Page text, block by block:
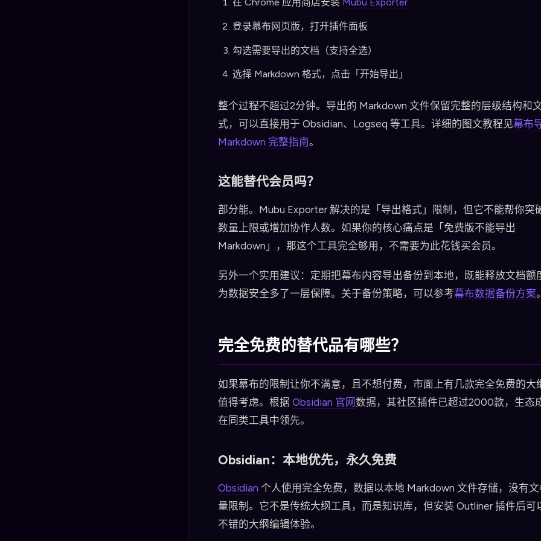
登录幕布网页版，打开插件面板
勾选需要导出的文档（支持全选）
选择 Markdown 格式，点击「开始导出」
整个过程不超过2分钟。导出的 Markdown 文件保留完整的层级结构和
式，可以直接用于 Obsidian、Logseq 等工具。详细的图文教程见幕布
Markdown 完整指南。
这能替代会员吗？
部分能。Mubu Exporter 解决的是「导出格式」限制，但它不能帮你突
数量上限或增加协作人数。如果你的核心痛点是「免费版不能导出
Markdown」，那这个工具完全够用，不需要为此花钱买会员。
另外一个实用建议：定期把幕布内容导出备份到本地，既能释放文档额
为数据安全多了一层保障。关于备份策略，可以参考幕布数据备份方案。
完全免费的替代品有哪些？
如果幕布的限制让你不满意，且不想付费，市面上有几款完全免费的大
值得考虑。根据 Obsidian 官网数据，其社区插件已超过2000款，生态
在同类工具中领先。
Obsidian：本地优先，永久免费
Obsidian 个人使用完全免费，数据以本地 Markdown 文件存储，没有文
量限制。它不是传统大纲工具，而是知识库，但安装 Outliner 插件后可
不错的大纲编辑体验。